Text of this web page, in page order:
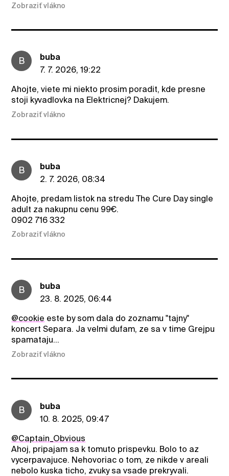
Zobraziť vlákno
B
buba
7. 7. 2026, 19:22
Ahojte, viete mi niekto prosim poradit, kde presne
stoji kyvadlovka na Elektricnej? Dakujem.
Zobraziť vlákno
B
buba
2. 7. 2026, 08:34
Ahojte, predam listok na stredu The Cure Day single
adult za nakupnu cenu 99€.
0902 716 332
Zobraziť vlákno
B
buba
23. 8. 2025, 06:44
@cookie este by som dala do zoznamu "tajny"
koncert Separa. Ja velmi dufam, ze sa v time Grejpu
spamataju...
Zobraziť vlákno
B
buba
10. 8. 2025, 09:47
@Captain_Obvious
Ahoj, pripajam sa k tomuto prispevku. Bolo to az
vycerpavajuce. Nehovoriac o tom, ze nikde v areali
nebolo kuska ticho, zvuky sa vsade prekryvali.